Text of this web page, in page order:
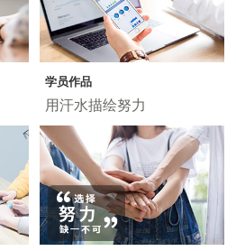
学员作品
用汗水描绘努力